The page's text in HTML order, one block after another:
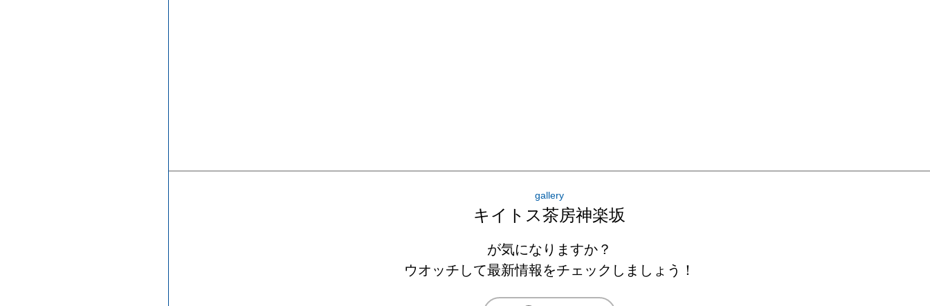
gallery
キイトス茶房神楽坂
が気になりますか？
ウオッチして最新情報をチェックしましょう！